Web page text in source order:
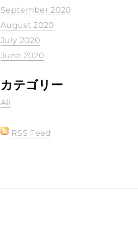
September 2020
August 2020
July 2020
June 2020
カテゴリー
All
RSS Feed